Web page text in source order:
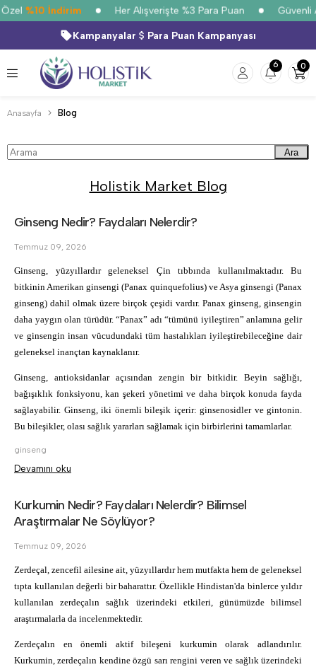
%10 İndirim Her Alışverişte %3 Para Puan Güvenli
Kampanyalar Para Puan Kampanyası
6 0
Anasayfa Blog
Ara
Holistik Market Blog
Ginseng Nedir? Faydaları Nelerdir?
Temmuz 09, 2026
Ginseng, yüzyıllardır geleneksel Çin tıbbında kullanılmaktadır. Bu
bitkinin Amerikan ginsengi (Panax quinquefolius) ve Asya ginsengi (Panax
ginseng) dahil olmak üzere birçok çeşidi vardır. Panax ginseng, ginsengin
daha yaygın olan türüdür. “Panax” adı “tümünü iyileştiren” anlamına gelir
ve ginsengin insan vücudundaki tüm hastalıkları iyileştirebileceğine dair
geleneksel inançtan kaynaklanır.
Ginseng, antioksidanlar açısından zengin bir bitkidir. Beyin sağlığı,
bağışıklık fonksiyonu, kan şekeri yönetimi ve daha birçok konuda fayda
sağlayabilir. Ginseng, iki önemli bileşik içerir: ginsenosidler ve gintonin.
Bu bileşikler, olası sağlık yararları sağlamak için birbirlerini tamamlarlar.
ginseng
Devamını oku
Kurkumin Nedir? Faydaları Nelerdir? Bilimsel
Araştırmalar Ne Söylüyor?
Temmuz 09, 2026
Zerdeçal, zencefil ailesine ait, yüzyıllardır hem mutfakta hem de geleneksel
tıpta kullanılan değerli bir baharattır. Özellikle Hindistan'da binlerce yıldır
kullanılan zerdeçalın sağlık üzerindeki etkileri, günümüzde bilimsel
araştırmalarla da incelenmektedir.
Zerdeçalın en önemli aktif bileşeni kurkumin olarak adlandırılır.
Kurkumin, zerdeçalın kendine özgü sarı rengini veren ve sağlık üzerindeki